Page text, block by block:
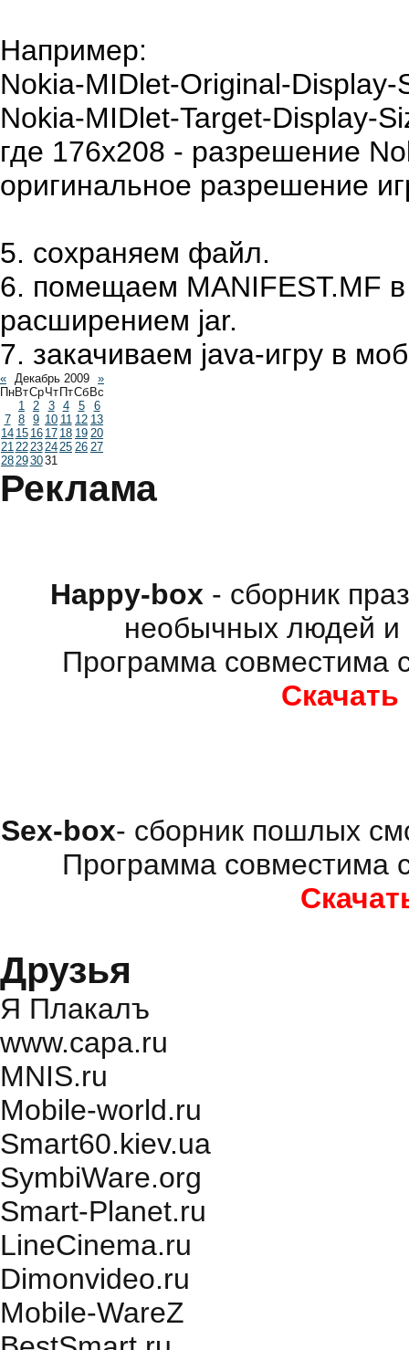
Например:
Nokia-MIDlet-Original-Display-
Nokia-MIDlet-Target-Display-
где 176x208 - разрешение
оригинальное разрешение
5. сохраняем файл.
6. помещаем MANIFEST.MF
расширением jar.
7. закачиваем java-игру в
« Декабрь 2009 »
ПнВтСрЧт ПтСб Вс
1 2 3 4 5
6
7 8 9 10 11 12 13
14 15 16 17 18 19 20
2122232425 26 27
28293031
Реклама
Happy-box - сборник
необычных людей и
Программа совместима
Sex-box- сборник пошлых
Программа совместима
Друзья
Я Плакалъ
www.capa.ru
MNIS.ru
Mobile-world.ru
Smart60.kiev.ua
SymbiWare.org
Smart-Planet.ru
LineCinema.ru
Dimonvideo.ru
Mobile-WareZ